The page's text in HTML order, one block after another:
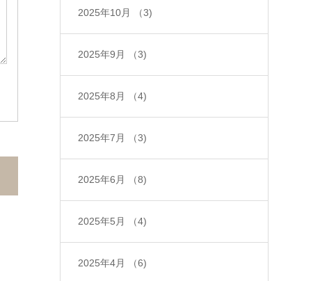
2025年10月 （3)
2025年9月 （3)
2025年8月 （4)
2025年7月 （3)
2025年6月 （8)
2025年5月 （4)
2025年4月 （6)